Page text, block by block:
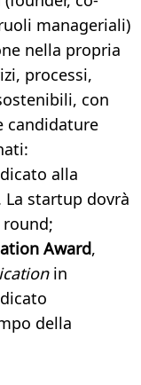
manageriali)
nella propria
processi,
con
candidature
alla
startup dovrà
Award,
in
della